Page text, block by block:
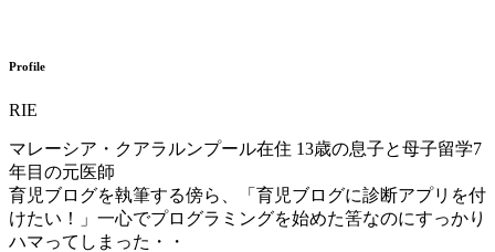
Profile
RIE
マレーシア・クアラルンプール在住 13歳の息子と母子留学7
年目の元医師
育児ブログを執筆する傍ら、「育児ブログに診断アプリを付
けたい！」一心でプログラミングを始めた筈なのにすっかり
ハマってしまった・・